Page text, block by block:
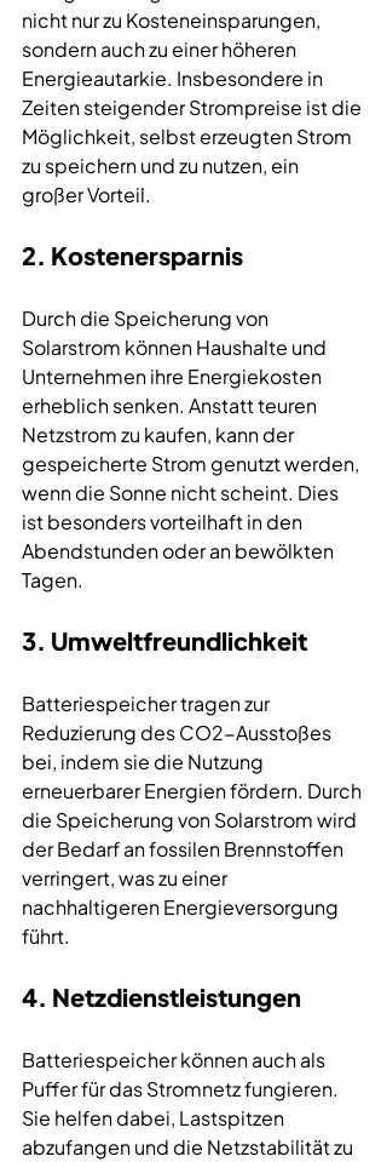
nicht nur zu Kosteneinsparungen,
sondern auch zu einer höheren
Energieautarkie. Insbesondere in
Zeiten steigender Strompreise ist die
Möglichkeit, selbst erzeugten Strom
zu speichern und zu nutzen, ein
großer Vorteil.
2. Kostenersparnis
Durch die Speicherung von
Solarstrom können Haushalte und
Unternehmen ihre Energiekosten
erheblich senken. Anstatt teuren
Netzstrom zu kaufen, kann der
gespeicherte Strom genutzt werden,
wenn die Sonne nicht scheint. Dies
ist besonders vorteilhaft in den
Abendstunden oder an bewölkten
Tagen.
3. Umweltfreundlichkeit
Batteriespeicher tragen zur
Reduzierung des CO2-Ausstoßes
bei, indem sie die Nutzung
erneuerbarer Energien fördern. Durch
die Speicherung von Solarstrom wird
der Bedarf an fossilen Brennstoffen
verringert, was zu einer
nachhaltigeren Energieversorgung
führt.
4. Netzdienstleistungen
Batteriespeicher können auch als
Puffer für das Stromnetz fungieren.
Sie helfen dabei, Lastspitzen
abzufangen und die Netzstabilität zu